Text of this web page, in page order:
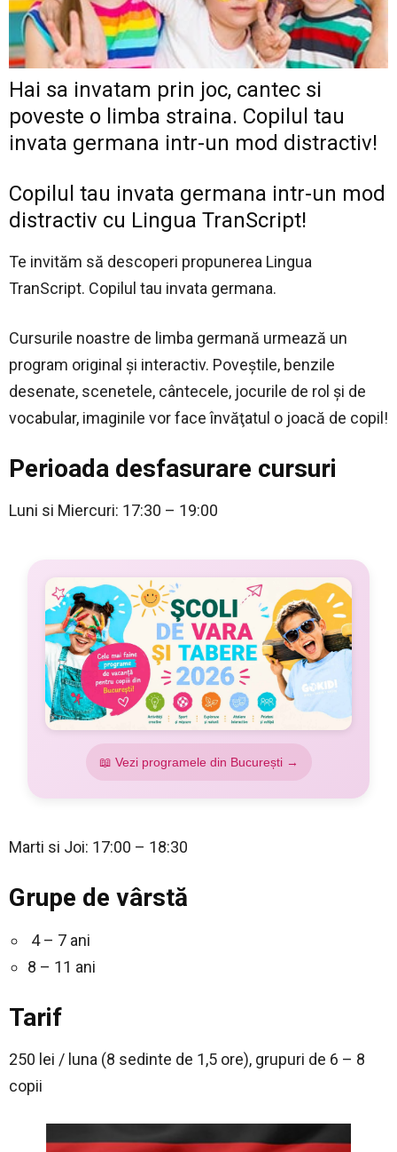
Hai sa invatam prin joc, cantec si
poveste o limba straina. Copilul tau
invata germana intr-un mod distractiv!
Copilul tau invata germana intr-un mod
distractiv cu Lingua TranScript!
Te invităm să descoperi propunerea Lingua
TranScript. Copilul tau invata germana.
Cursurile noastre de limba germană urmează un
program original şi interactiv. Poveştile, benzile
desenate, scenetele, cântecele, jocurile de rol şi de
vocabular, imaginile vor face învăţatul o joacă de copil!
Perioada desfasurare cursuri
Luni si Miercuri: 17:30 – 19:00
📖 Vezi programele din București →
Marti si Joi: 17:00 – 18:30
Grupe de vârstă
4 – 7 ani
8 – 11 ani
Tarif
250 lei / luna (8 sedinte de 1,5 ore), grupuri de 6 – 8
copii